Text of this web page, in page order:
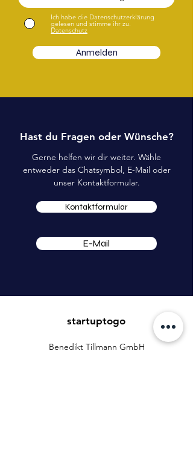
Ich habe die Datenschutzerklärung
gelesen und stimme ihr zu.
Datenschutz
Anmelden
Hast du Fragen oder Wünsche?
Gerne helfen wir dir weiter. Wähle
entweder das Chatsymbol, E-Mail oder
unser Kontaktformular.
Kontaktformular
E-Mail
startuptogo
Benedikt Tillmann GmbH